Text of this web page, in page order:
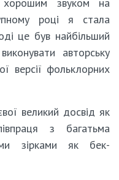
році я стала
це був найбільший
авторську
версії фольклорних
великий досвід як
з багатьма
зірками як бек-